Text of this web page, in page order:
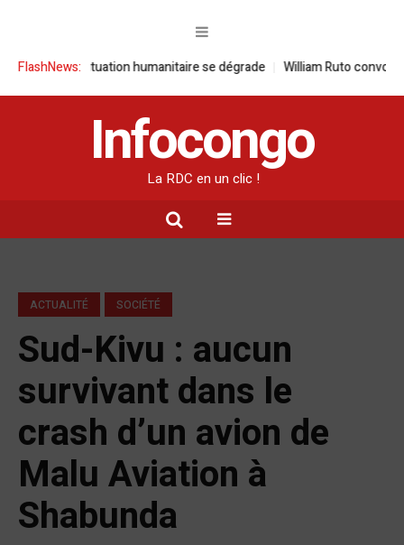
FlashNews:
: la situation humanitaire se dégrade William Ruto convoque un
Infocongo
La RDC en un clic !
ACTUALITÉ SOCIÉTÉ
Sud-Kivu : aucun
survivant dans le
crash d’un avion de
Malu Aviation à
Shabunda